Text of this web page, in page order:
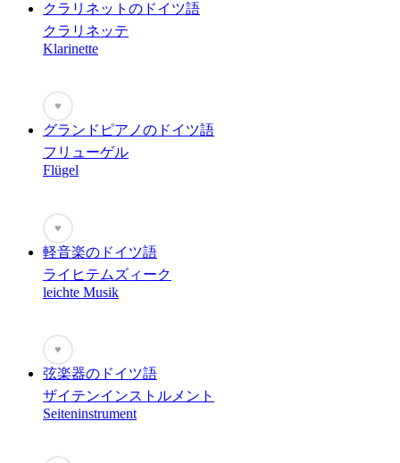
クラリネットのドイツ語
クラリネッテ
Klarinette
♥
グランドピアノのドイツ語
フリューゲル
Flügel
♥
軽音楽のドイツ語
ライヒテムズィーク
leichte Musik
♥
弦楽器のドイツ語
ザイテンインストルメント
Seiteninstrument